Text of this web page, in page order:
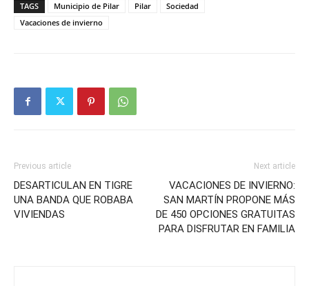
TAGS Municipio de Pilar Pilar
Sociedad
Vacaciones de invierno
Previous article
DESARTICULAN EN TIGRE
UNA BANDA QUE ROBABA
VIVIENDAS
Next article
VACACIONES DE INVIERNO:
SAN MARTÍN PROPONE MÁS
DE 450 OPCIONES GRATUITAS
PARA DISFRUTAR EN FAMILIA